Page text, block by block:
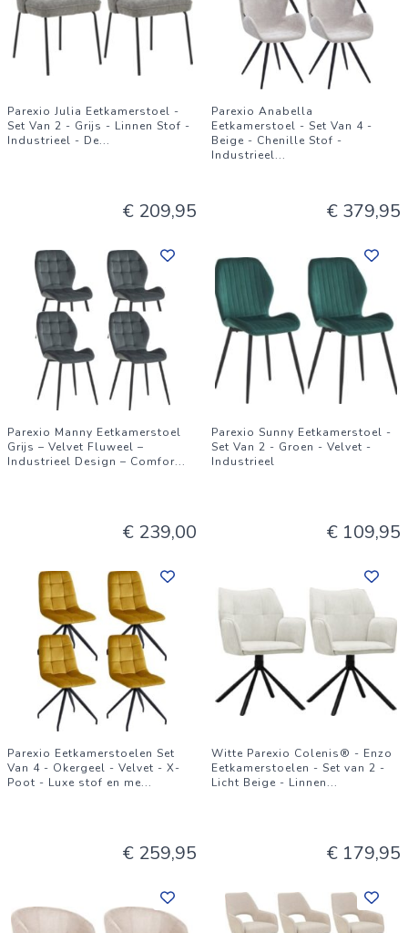
Parexio Julia Eetkamerstoel -
Set Van 2 - Grijs - Linnen Stof -
Industrieel - De...
€ 209,95
Parexio Anabella
Eetkamerstoel - Set Van 4 -
Beige - Chenille Stof -
Industrieel...
€ 379,95
Parexio Manny Eetkamerstoel
Grijs – Velvet Fluweel –
Industrieel Design – Comfor...
€ 239,00
Parexio Sunny Eetkamerstoel -
Set Van 2 - Groen - Velvet -
Industrieel
€ 109,95
Parexio Eetkamerstoelen Set
Van 4 - Okergeel - Velvet - X-
Poot - Luxe stof en me...
€ 259,95
Witte Parexio Colenis® - Enzo
Eetkamerstoelen - Set van 2 -
Licht Beige - Linnen...
€ 179,95